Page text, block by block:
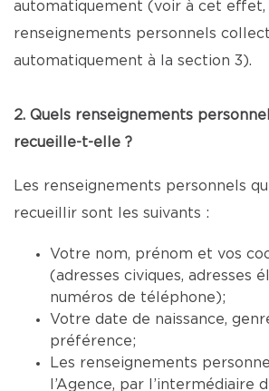
automatiquement (voir à cet effet,
renseignements personnels
automatiquement à la section 3).
2. Quels renseignements
recueille-t-elle ?
Les renseignements personnels
recueillir sont les suivants :
Votre nom, prénom et vos
(adresses civiques, adresses
numéros de téléphone);
Votre date de naissance,
préférence;
Les renseignements
l’Agence, par l’intermédiaire